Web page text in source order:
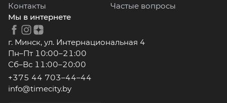
Контакты
Частые вопросы
Мы в интернете
г. Минск, ул. Интернациональная 4
Пн–Пт 10:00–21:00
Сб–Вс 11:00–20:00
+375 44 703–44–44
info@timecity.by